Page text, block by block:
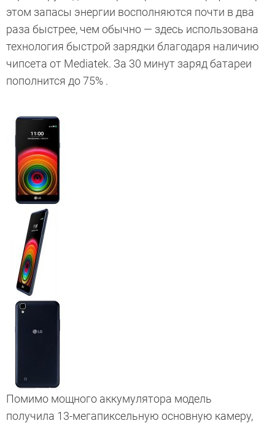
этом запасы энергии восполняются почти в два
раза быстрее, чем обычно — здесь использована
технология быстрой зарядки благодаря наличию
чипсета от Mediatek. За 30 минут заряд батареи
пополнится до 75% .
Помимо мощного аккумулятора модель
получила 13-мегапиксельную основную камеру,